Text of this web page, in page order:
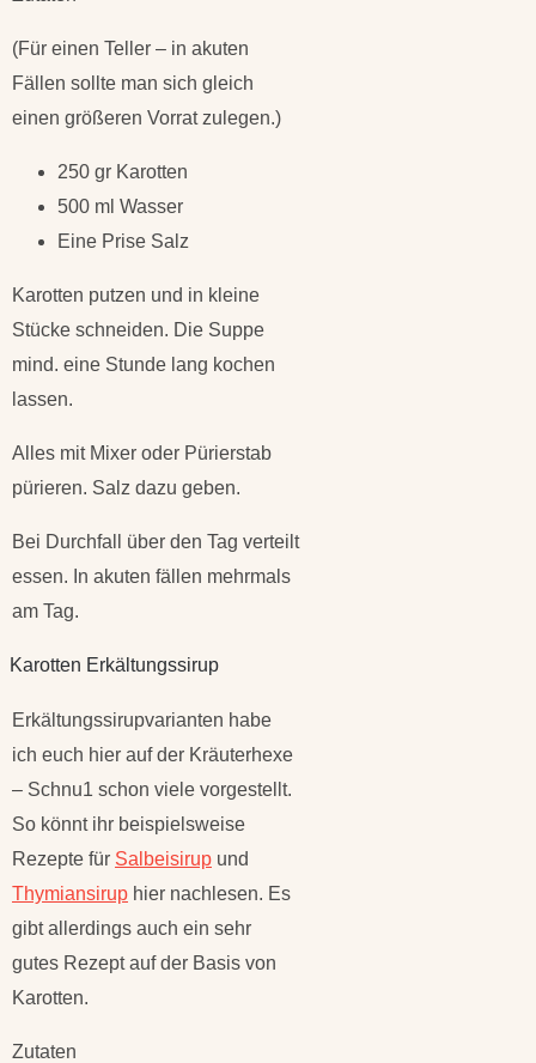
(Für einen Teller – in akuten
Fällen sollte man sich gleich
einen größeren Vorrat zulegen.)
250 gr Karotten
500 ml Wasser
Eine Prise Salz
Karotten putzen und in kleine
Stücke schneiden. Die Suppe
mind. eine Stunde lang kochen
lassen.
Alles mit Mixer oder Pürierstab
pürieren. Salz dazu geben.
Bei Durchfall über den Tag verteilt
essen. In akuten fällen mehrmals
am Tag.
Karotten Erkältungssirup
Erkältungssirupvarianten habe
ich euch hier auf der Kräuterhexe
– Schnu1 schon viele vorgestellt.
So könnt ihr beispielsweise
Rezepte für Salbeisirup und
Thymiansirup hier nachlesen. Es
gibt allerdings auch ein sehr
gutes Rezept auf der Basis von
Karotten.
Zutaten